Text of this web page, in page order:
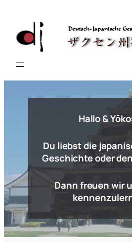
Hallo &
Du liebst die
Geschichte oder
Dann freuen wir